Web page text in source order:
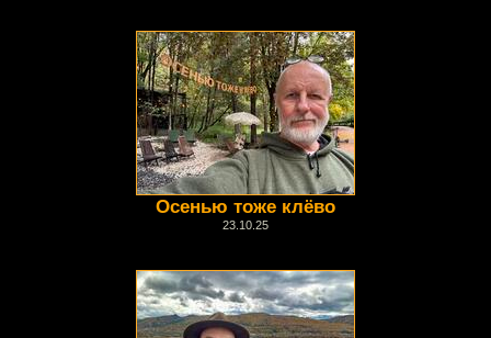
Осенью тоже клёво
23.10.25